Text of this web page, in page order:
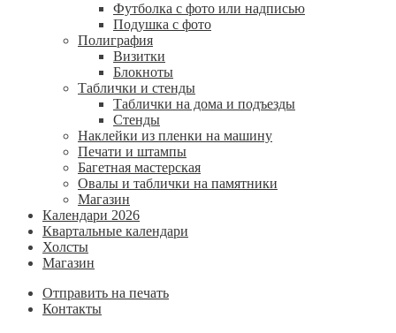
Футболка с фото или надписью
Подушка с фото
Полиграфия
Визитки
Блокноты
Таблички и стенды
Таблички на дома и подъезды
Стенды
Наклейки из пленки на машину
Печати и штампы
Багетная мастерская
Овалы и таблички на памятники
Магазин
Календари 2026
Квартальные календари
Холсты
Магазин
Отправить на печать
Контакты